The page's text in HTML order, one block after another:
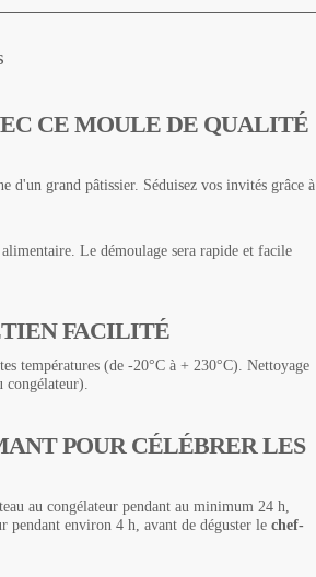
CE MOULE DE QUALITÉ
grand pâtissier. Séduisez vos invités grâce à
Le démoulage sera rapide et facile
FACILITÉ
températures (de -20°C à + 230°C). Nettoyage
POUR CÉLÉBRER LES
au congélateur pendant au minimum 24 h,
pendant environ 4 h, avant de déguster le chef-